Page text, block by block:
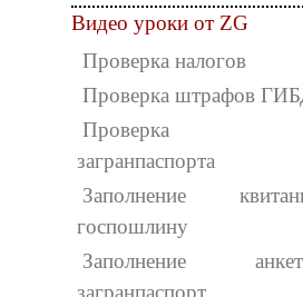
Видео уроки от ZG
Проверка налогов
Проверка штрафов
Проверка
загранпаспорта
Заполнение
госпошлину
Заполнение
загранпаспорт